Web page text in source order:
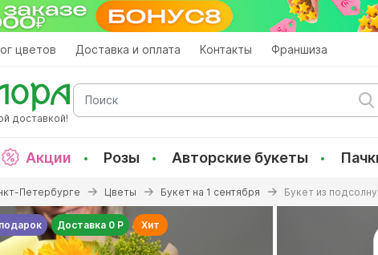
цветов Доставка и оплата Контакты Франшиза
доставкой!
Поиск
Акции Розы Авторские букеты
Петербурге Цветы Букет на 1 сентября Букет из
Доставка 0 Р Хит